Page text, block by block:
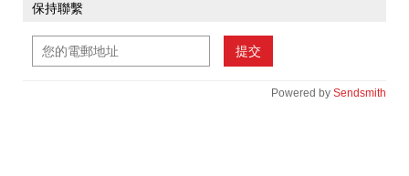
保持聯繫
提交
Powered by Sendsmith